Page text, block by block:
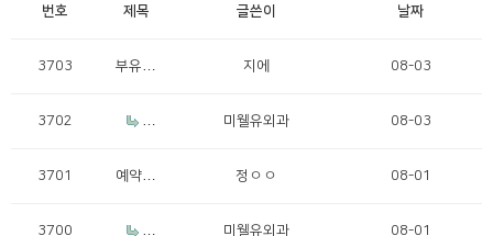
번호 제목 글쓴이 날짜
3703
부유방
지에 08-03
3702
R
미웰유외과 08-03
3701
예약문
정ㅇㅇ 08-01
3700
R
미웰유외과 08-01